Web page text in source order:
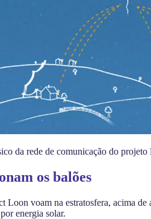
da rede de comunicação do
os balões
Loon voam na estratosfera, acima
energia solar.